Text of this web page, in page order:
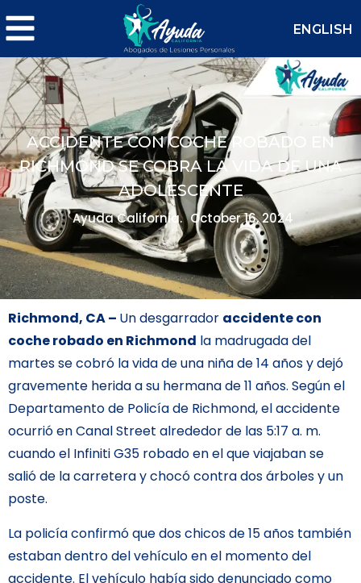
ENGLISH
ACCIDENTE CON COCHE ROBADO EN
RICHMOND SE COBRA LA VIDA DE UNA
ADOLESCENTE
Ayuda California. October 16, 2024
Richmond, CA – Un desgarrador accidente con
coche robado en Richmond la madrugada del
martes se cobró la vida de una niña de 14 años y dejó
gravemente herida a su hermana de 11 años. Según el
Departamento de Policía de Richmond, el accidente
ocurrió en Canal Street alrededor de las 5:17 a. m.
cuando el Infiniti G35 robado en el que viajaban se
salió de la carretera y chocó contra dos árboles y un
poste.
La policía confirmó que dos chicos de 15 años también
estaban dentro del vehículo en el momento del
accidente. El vehículo había sido denunciado como